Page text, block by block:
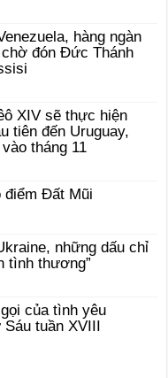
hàng ngàn
đón Đức Thánh
XIV sẽ thực hiện
tiên đến Uruguay,
tháng 11
điểm Đất Mũi
những dấu chỉ
tình thương”
của tình yêu
Sáu tuần XVIII